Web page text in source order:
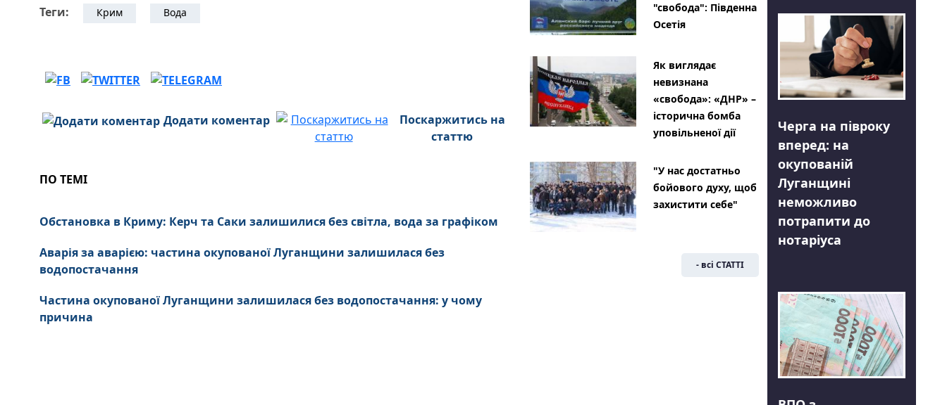
Теги: Крим Вода
Додати коментар
Поскаржитись на
статтю
ПО ТЕМІ
Обстановка в Криму: Керч та Саки залишилися без світла, вода за графіком
Аварія за аварією: частина окупованої Луганщини залишилася без
водопостачання
Частина окупованої Луганщини залишилася без водопостачання: у чому
причина
"свобода": Південна
Осетія
Як виглядає
невизнана
«свобода»: «ДНР» –
історична бомба
уповільненої дії
"У нас достатньо
бойового духу, щоб
захистити себе"
- всі СТАТТІ
Черга на півроку
вперед: на
окупованій
Луганщині
неможливо
потрапити до
нотаріуса